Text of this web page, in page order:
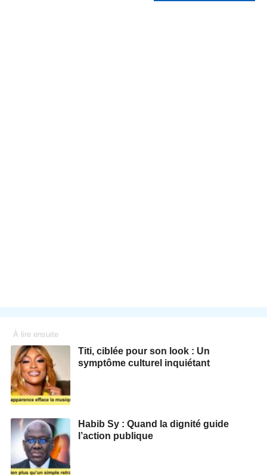
À lire ensuite
Titi, ciblée pour son look : Un
symptôme culturel inquiétant
Habib Sy : Quand la dignité guide
l’action publique